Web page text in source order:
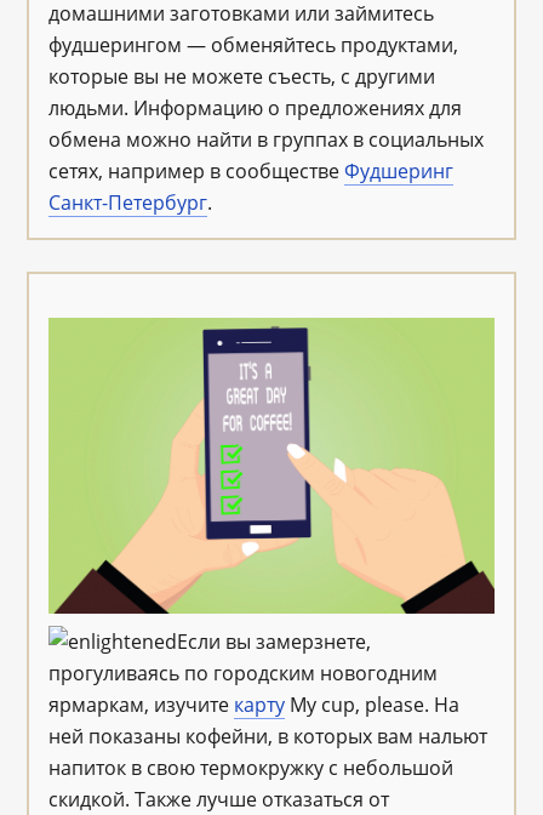
домашними заготовками или займитесь
фудшерингом — обменяйтесь продуктами,
которые вы не можете съесть, с другими
людьми. Информацию о предложениях для
обмена можно найти в группах в социальных
сетях, например в сообществеФудшеринг
Санкт-Петербург.
Если вы замерзнете,
прогуливаясь по городским новогодним
ярмаркам, изучите карту My cup, please. На
ней показаны кофейни, в которых вам нальют
напиток в свою термокружку с небольшой
скидкой. Также лучше отказаться от